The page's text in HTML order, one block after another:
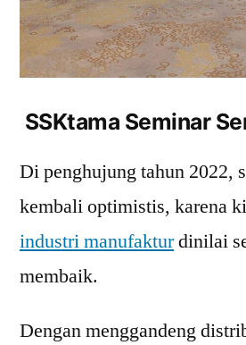
SSKtama Seminar
Di penghujung tahun 2022,
kembali optimistis, karena
industri manufakturdinilai
membaik.
Dengan menggandeng